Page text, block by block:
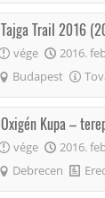
Tajga Trail 2016
vége 2016.
Budapest
Oxigén Kupa –
vége 2016.
Debrecen